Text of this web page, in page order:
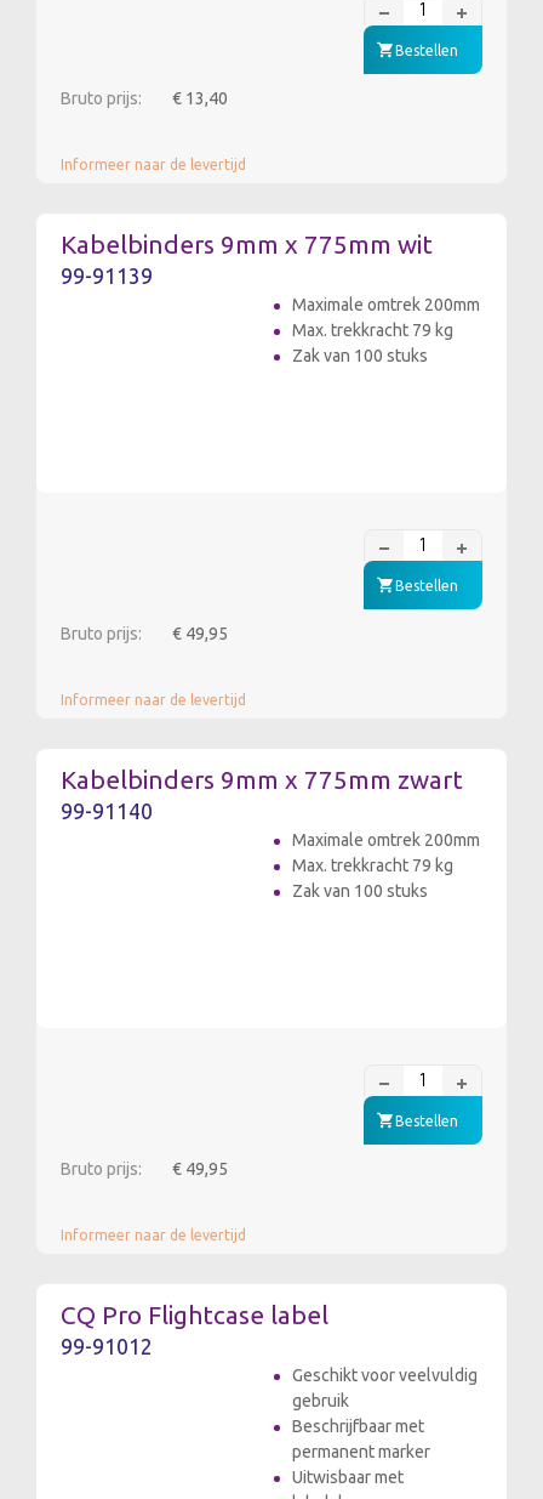
Bestellen
Bruto prijs: € 13,40
Informeer naar de levertijd
Kabelbinders 9mm x 775mm wit
99-91139
Maximale omtrek 200mm
Max. trekkracht 79 kg
Zak van 100 stuks
Bestellen
Bruto prijs: € 49,95
Informeer naar de levertijd
Kabelbinders 9mm x 775mm zwart
99-91140
Maximale omtrek 200mm
Max. trekkracht 79 kg
Zak van 100 stuks
Bestellen
Bruto prijs: € 49,95
Informeer naar de levertijd
CQ Pro Flightcase label
99-91012
Geschikt voor veelvuldig
gebruik
Beschrijfbaar met
permanent marker
Uitwisbaar met